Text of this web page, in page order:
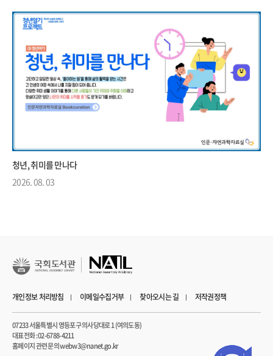
청년, 취미를 만나다
2026. 08. 03
개인정보 처리방침 이메일수집거부 찾아오시는 길 저작권정책
07233 서울특별시 영등포구 의사당대로 1 (여의도동)
대표전화 : 02-6788-4211
홈페이지 관련 문의 webw3@nanet.go.kr